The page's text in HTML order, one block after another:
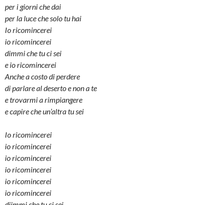
per i giorni che dai
per la luce che solo tu hai
Io ricomincerei
io ricomincerei
dimmi che tu ci sei
e io ricomincerei
Anche a costo di perdere
di parlare al deserto e non a te
e trovarmi a rimpiangere
e capire che un’altra tu sei
Io ricomincerei
io ricomincerei
io ricomincerei
io ricomincerei
io ricomincerei
io ricomincerei